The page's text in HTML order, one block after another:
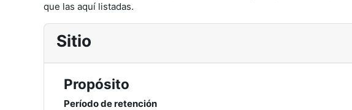
que las aquí listadas.
Sitio
Propósito
Período de retención